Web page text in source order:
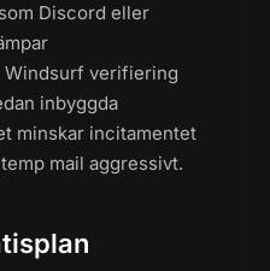
Discord eller
Windsurf verifiering
inbyggda
minskar incitamentet
mail aggressivt.